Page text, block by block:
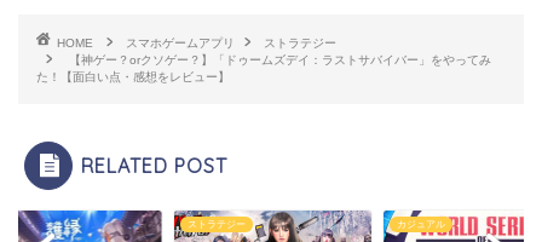
HOME スマホゲームアプリ
ストラテジー
【神ゲー？orクソゲー？】「ドゥームズデイ：ラストサバイバー」をやってみ
た！【面白い点・感想をレビュー】
RELATED POST
ストラテジー カジュアル RPG